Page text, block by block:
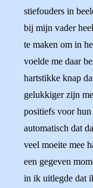
stiefouders in
bij mijn vader
te maken om in
voelde me daar
hartstikke knap
gelukkiger zijn
positiefs voor
automatisch dat
veel moeite mee
een gegeven
in ik uitlegde dat